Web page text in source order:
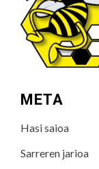
META
Hasi saioa
Sarreren jarioa